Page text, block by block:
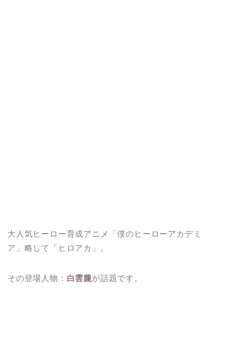
大人気ヒーロー育成アニメ「僕のヒーローアカデミ
ア」略して「ヒロアカ」。
その登場人物： 白雲朧が話題です。